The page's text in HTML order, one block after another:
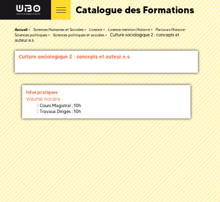
Catalogue des Formations
Accueil Sciences Humaines et Sociales Licence Licence mention Histoire
Parcours Histoire-
Sciences politiques
Sciences politiques et sociales
Culture sociologique 2 : concepts et
auteur.e.s
Culture sociologique 2 : concepts et auteur.e.s
Infos pratiques
Volume horaire
Cours Magistral : 10h
Travaux Dirigés : 10h